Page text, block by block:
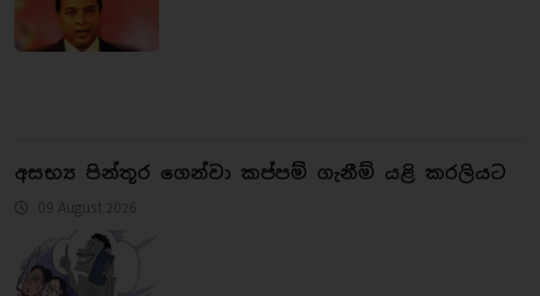
අසභ්‍ය පින්තූර ගෙන්වා කප්පම් ගැනීම් යළි කරලියට
09 August 2026